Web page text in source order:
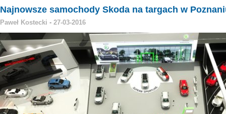
Najnowsze samochody Skoda na targach w
Paweł Kostecki - 27-03-2016